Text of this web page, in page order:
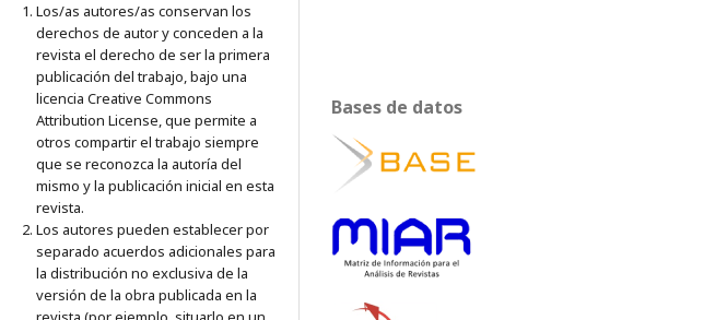
Los/as autores/as conservan los
derechos de autor y conceden a la
revista el derecho de ser la primera
publicación del trabajo, bajo una
licencia Creative Commons
Attribution License, que permite a
otros compartir el trabajo siempre
que se reconozca la autoría del
mismo y la publicación inicial en esta
revista.
Los autores pueden establecer por
separado acuerdos adicionales para
la distribución no exclusiva de la
versión de la obra publicada en la
Bases de datos